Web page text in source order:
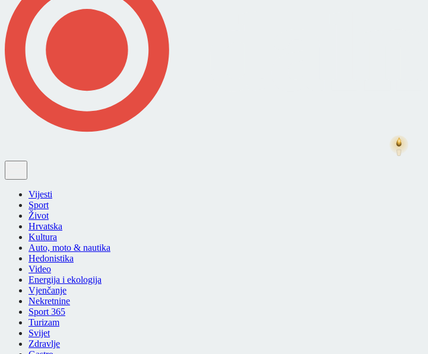
Vijesti
Sport
Život
Hrvatska
Kultura
Auto, moto & nautika
Hedonistika
Video
Energija i ekologija
Vjenčanje
Nekretnine
Sport 365
Turizam
Svijet
Zdravlje